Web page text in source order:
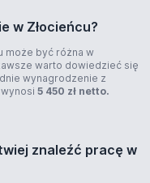
w Złocieńcu?
może być różna w
warto dowiedzieć się
wynagrodzenie z
5 450 zł netto.
znaleźć pracę w